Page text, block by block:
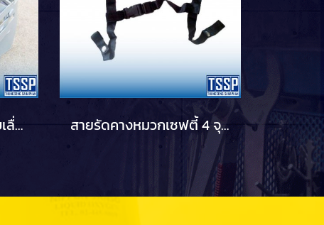
รองในหมวกเซฟตี้ (ปรับเลื่อน) สายรัดคางหมวกเซฟตี้ 4 จุด (ไนลอน)